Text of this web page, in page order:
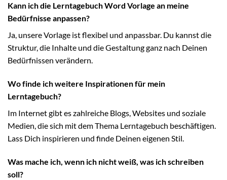
Kann ich die Lerntagebuch Word Vorlage an meine
Bedürfnisse anpassen?
Ja, unsere Vorlage ist flexibel und anpassbar. Du kannst die
Struktur, die Inhalte und die Gestaltung ganz nach Deinen
Bedürfnissen verändern.
Wo finde ich weitere Inspirationen für mein
Lerntagebuch?
Im Internet gibt es zahlreiche Blogs, Websites und soziale
Medien, die sich mit dem Thema Lerntagebuch beschäftigen.
Lass Dich inspirieren und finde Deinen eigenen Stil.
Was mache ich, wenn ich nicht weiß, was ich schreiben
soll?